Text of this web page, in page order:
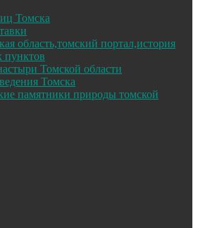
Томска
область,томский портал,история
пунктов
Томской области
Томска
памятники природы томской